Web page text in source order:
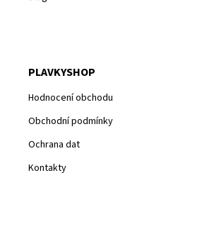
PLAVKYSHOP
Hodnocení obchodu
Obchodní podmínky
Ochrana dat
Kontakty